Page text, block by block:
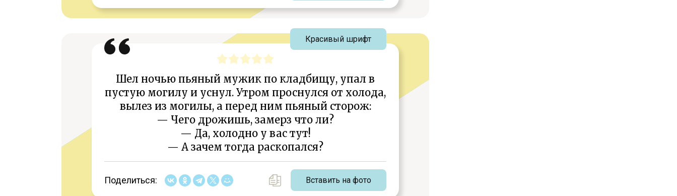
Шел ночью пьяный мужик по кладбищу, упал в
пустую могилу и уснул. Утром проснулся от холода,
вылез из могилы, а перед ним пьяный сторож:
— Чего дрожишь, замерз что ли?
— Да, холодно у вас тут!
— А зачем тогда раскопался?
Поделиться: Вставить на фото
Красивый шрифт